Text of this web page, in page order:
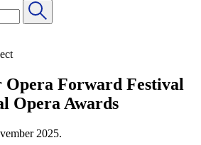
Opera Forward Festival
Opera Awards
2025.